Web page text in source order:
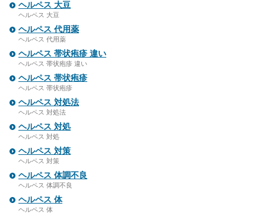
ヘルペス 大豆
ヘルペス 大豆
ヘルペス 代用薬
ヘルペス 代用薬
ヘルペス 帯状疱疹 違い
ヘルペス 帯状疱疹 違い
ヘルペス 帯状疱疹
ヘルペス 帯状疱疹
ヘルペス 対処法
ヘルペス 対処法
ヘルペス 対処
ヘルペス 対処
ヘルペス 対策
ヘルペス 対策
ヘルペス 体調不良
ヘルペス 体調不良
ヘルペス 体
ヘルペス 体